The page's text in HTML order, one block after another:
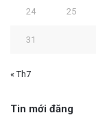
24 25
31
« Th7
Tin mới đăng